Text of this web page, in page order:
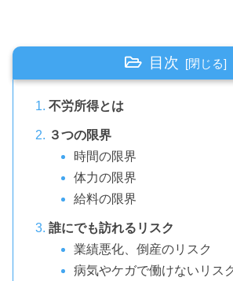
目次
不労所得とは
３つの限界
時間の限界
体力の限界
給料の限界
誰にでも訪れるリスク
業績悪化、倒産のリスク
病気やケガで働けないリス